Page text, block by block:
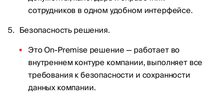
сотрудников в одном удобном интерфейсе.
Безопасность решения.
Это On-Premise решение — работает во
внутреннем контуре компании, выполняет все
требования к безопасности и сохранности
данных компании.